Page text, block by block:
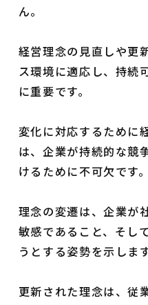
ん。
経営理念の見直しや更
ス環境に適応し、持続
に重要です。
変化に対応するために
は、企業が持続的な競
けるために不可欠です。
理念の変遷は、企業が
敏感であること、そし
うとする姿勢を示します
更新された理念は、従